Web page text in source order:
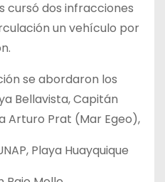
cursó dos infracciones
un vehículo por
se abordaron los
Bellavista, Capitán
Arturo Prat (Mar Egeo),
Playa Huayquique